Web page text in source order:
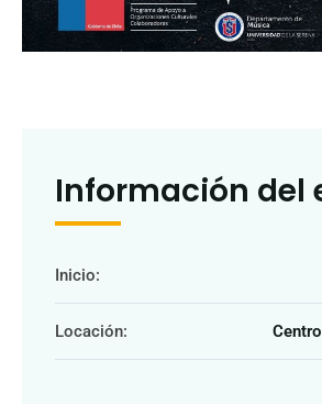
Información del
Inicio:
Locación: